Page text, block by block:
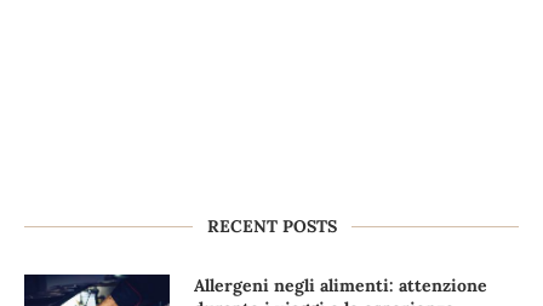
RECENT POSTS
Allergeni negli alimenti: attenzione